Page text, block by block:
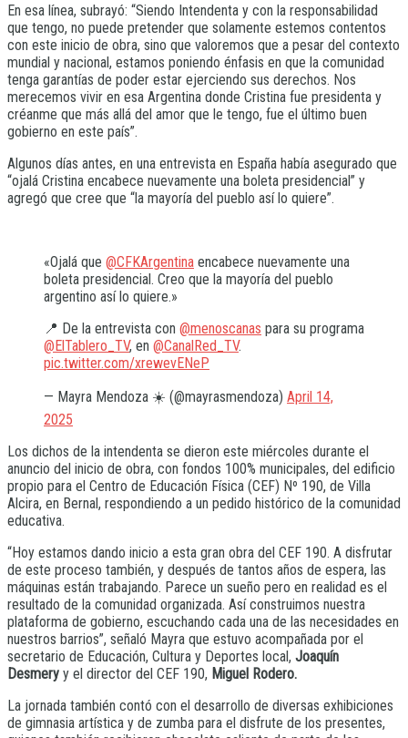
En esa línea, subrayó: “Siendo Intendenta y con la responsabilidad
que tengo, no puede pretender que solamente estemos contentos
con este inicio de obra, sino que valoremos que a pesar del contexto
mundial y nacional, estamos poniendo énfasis en que la comunidad
tenga garantías de poder estar ejerciendo sus derechos. Nos
merecemos vivir en esa Argentina donde Cristina fue presidenta y
créanme que más allá del amor que le tengo, fue el último buen
gobierno en este país”.
Algunos días antes, en una entrevista en España había asegurado que
“ojalá Cristina encabece nuevamente una boleta presidencial” y
agregó que cree que “la mayoría del pueblo así lo quiere”.
«Ojalá que @CFKArgentina encabece nuevamente una
boleta presidencial. Creo que la mayoría del pueblo
argentino así lo quiere.»
📍 De la entrevista con @menoscanas para su programa
@ElTablero_TV, en @CanalRed_TV.
pic.twitter.com/xrewevENeP
— Mayra Mendoza ☀️ (@mayrasmendoza) April 14,
2025
Los dichos de la intendenta se dieron este miércoles durante el
anuncio del inicio de obra, con fondos 100% municipales, del edificio
propio para el Centro de Educación Física (CEF) Nº 190, de Villa
Alcira, en Bernal, respondiendo a un pedido histórico de la comunidad
educativa.
“Hoy estamos dando inicio a esta gran obra del CEF 190. A disfrutar
de este proceso también, y después de tantos años de espera, las
máquinas están trabajando. Parece un sueño pero en realidad es el
resultado de la comunidad organizada. Así construimos nuestra
plataforma de gobierno, escuchando cada una de las necesidades en
nuestros barrios”, señaló Mayra que estuvo acompañada por el
secretario de Educación, Cultura y Deportes local, Joaquín
Desmery y el director del CEF 190, Miguel Rodero.
La jornada también contó con el desarrollo de diversas exhibiciones
de gimnasia artística y de zumba para el disfrute de los presentes,